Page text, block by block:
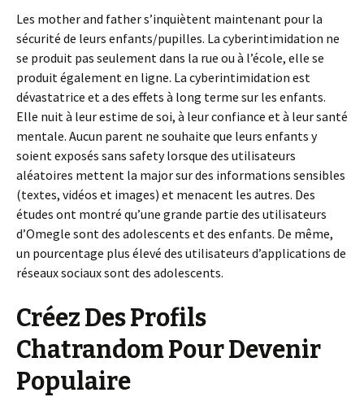
Les mother and father s’inquiètent maintenant pour la
sécurité de leurs enfants/pupilles. La cyberintimidation ne
se produit pas seulement dans la rue ou à l’école, elle se
produit également en ligne. La cyberintimidation est
dévastatrice et a des effets à long terme sur les enfants.
Elle nuit à leur estime de soi, à leur confiance et à leur santé
mentale. Aucun parent ne souhaite que leurs enfants y
soient exposés sans safety lorsque des utilisateurs
aléatoires mettent la major sur des informations sensibles
(textes, vidéos et images) et menacent les autres. Des
études ont montré qu’une grande partie des utilisateurs
d’Omegle sont des adolescents et des enfants. De même,
un pourcentage plus élevé des utilisateurs d’applications de
réseaux sociaux sont des adolescents.
Créez Des Profils
Chatrandom Pour Devenir
Populaire